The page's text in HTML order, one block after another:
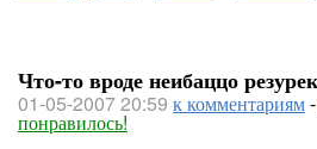
Что-то вроде неибаццо
01-05-2007 20:59 к комментариям-
понравилось!